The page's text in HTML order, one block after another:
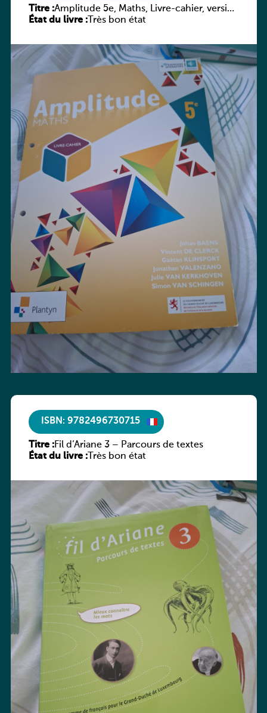
Titre :Amplitude 5e, Maths, Livre-cahier, version
luxembourgeoise
État du livre :Très bon état
ISBN: 9782496730715
Titre :Fil d’Ariane 3 – Parcours de textes
État du livre :Très bon état